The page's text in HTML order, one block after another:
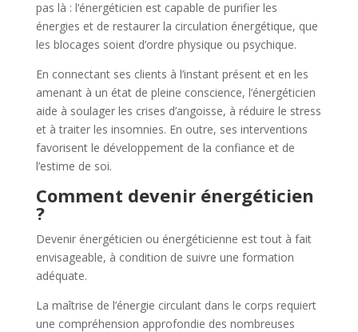
pas là : l’énergéticien est capable de purifier les
énergies et de restaurer la circulation énergétique, que
les blocages soient d’ordre physique ou psychique.
En connectant ses clients à l’instant présent et en les
amenant à un état de pleine conscience, l’énergéticien
aide à soulager les crises d’angoisse, à réduire le stress
et à traiter les insomnies. En outre, ses interventions
favorisent le développement de la confiance et de
l’estime de soi.
Comment devenir énergéticien
?
Devenir énergéticien ou énergéticienne est tout à fait
envisageable, à condition de suivre une formation
adéquate.
La maîtrise de l’énergie circulant dans le corps requiert
une compréhension approfondie des nombreuses